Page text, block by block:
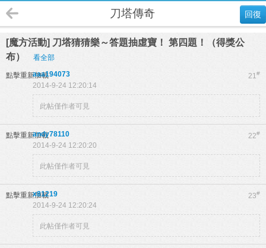
回復
刀塔傳奇
[魔方活動] 刀塔猜猜樂～答題抽虛寶！ 第四題！（得獎公
布）
看全部
點擊重新加載 21#
aaa194073
2014-9-24 12:20:14
此帖僅作者可見
點擊重新加載 22#
andy78110
2014-9-24 12:20:20
此帖僅作者可見
點擊重新加載 23#
x81219
2014-9-24 12:20:24
此帖僅作者可見